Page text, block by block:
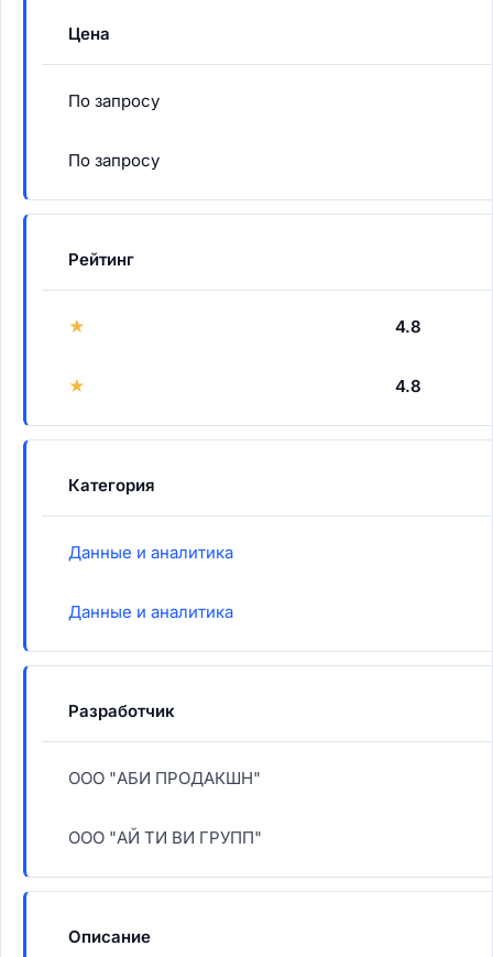
Цена
По запросу
По запросу
Рейтинг
★ 4.8
★ 4.8
Категория
Данные и аналитика
Данные и аналитика
Разработчик
ООО "АБИ ПРОДАКШН"
ООО "АЙ ТИ ВИ ГРУПП"
Описание